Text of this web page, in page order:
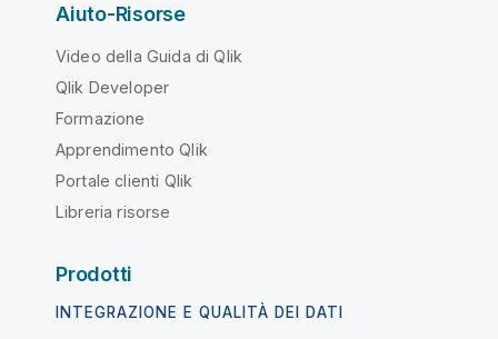
Aiuto-Risorse
Video della Guida di Qlik
Qlik Developer
Formazione
Apprendimento Qlik
Portale clienti Qlik
Libreria risorse
Prodotti
INTEGRAZIONE E QUALITÀ DEI DATI